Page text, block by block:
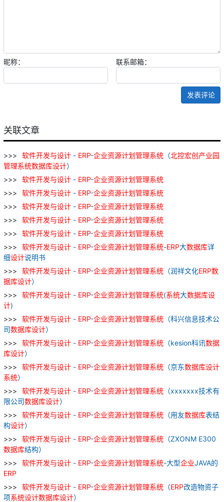
昵称： 联系邮箱：
发表评论
关联文章
软件开发与设计 - ERP-企业资源计划管理系统 （北控宏创产业园
管理系统数据库设计）
软件开发与设计 - ERP-企业资源计划管理系统
软件开发与设计 - ERP-企业资源计划管理系统
软件开发与设计 - ERP-企业资源计划管理系统
软件开发与设计 - ERP-企业资源计划管理系统
软件开发与设计 - ERP-企业资源计划管理系统
软件开发与设计 - ERP-企业资源计划管理系统-ERP大数据库详
细设计说明书
软件开发与设计 - ERP-企业资源计划管理系统 （润祥文化ERP数
据库设计）
软件开发与设计 - ERP-企业资源计划管理系统(系统大数据库设
计)
软件开发与设计 - ERP-企业资源计划管理系统 （科兴信息技术公
司数据库设计）
软件开发与设计 - ERP-企业资源计划管理系统 （kesion科讯数据
库设计）
软件开发与设计 - ERP-企业资源计划管理系统 （京东数据库设计
系统）
软件开发与设计 - ERP-企业资源计划管理系统 （xxxxxxx技术有
限公司数据库设计）
软件开发与设计 - ERP-企业资源计划管理系统 （用友数据库表结
构设计）
软件开发与设计 - ERP-企业资源计划管理系统 （ZXONM E300
数据库结构）
软件开发与设计 - ERP-企业资源计划管理系统-大型企业JAVA的
ERP
软件开发与设计 - ERP-企业资源计划管理系统 （ERP改造物资子
项系统设计数据库设计）